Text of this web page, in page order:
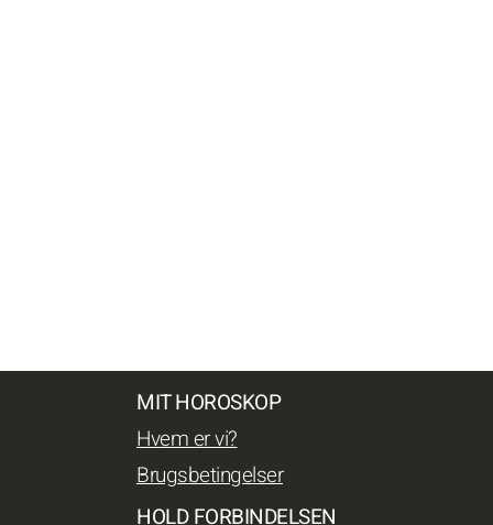
MIT HOROSKOP
Hvem er vi?
Brugsbetingelser
HOLD FORBINDELSEN